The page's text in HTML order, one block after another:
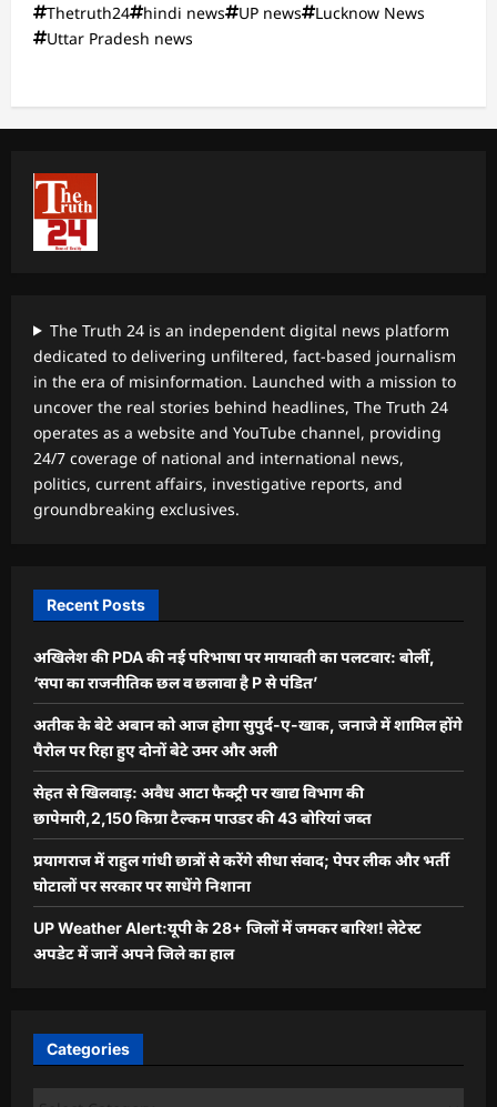
Thetruth24
hindi news UP news
Lucknow News
Uttar Pradesh news
The Truth 24 is an independent digital news platform
dedicated to delivering unfiltered, fact-based journalism
in the era of misinformation. Launched with a mission to
uncover the real stories behind headlines, The Truth 24
operates as a website and YouTube channel, providing
24/7 coverage of national and international news,
politics, current affairs, investigative reports, and
groundbreaking exclusives.
Recent Posts
अखिलेश की PDA की नई परिभाषा पर मायावती का पलटवार: बोलीं,
‘सपा का राजनीतिक छल व छलावा है P से पंडित’
अतीक के बेटे अबान को आज होगा सुपुर्द-ए-खाक, जनाजे में शामिल होंगे
पैरोल पर रिहा हुए दोनों बेटे उमर और अली
सेहत से खिलवाड़: अवैध आटा फैक्ट्री पर खाद्य विभाग की
छापेमारी,2,150 किग्रा टैल्कम पाउडर की 43 बोरियां जब्त
प्रयागराज में राहुल गांधी छात्रों से करेंगे सीधा संवाद; पेपर लीक और भर्ती
घोटालों पर सरकार पर साधेंगे निशाना
UP Weather Alert:यूपी के 28+ जिलों में जमकर बारिश! लेटेस्ट
अपडेट में जानें अपने जिले का हाल
Categories